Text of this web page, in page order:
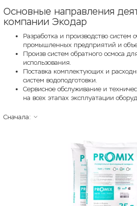
Основные направления
компании Экодар
Разработка и производство систем
промышленных предприятий и
Произв систем обратного осмоса
использования.
Поставка комплектующих и
систем водоподготовки.
Сервисное обслуживание и
на всех этапах эксплуатации
Сначала: